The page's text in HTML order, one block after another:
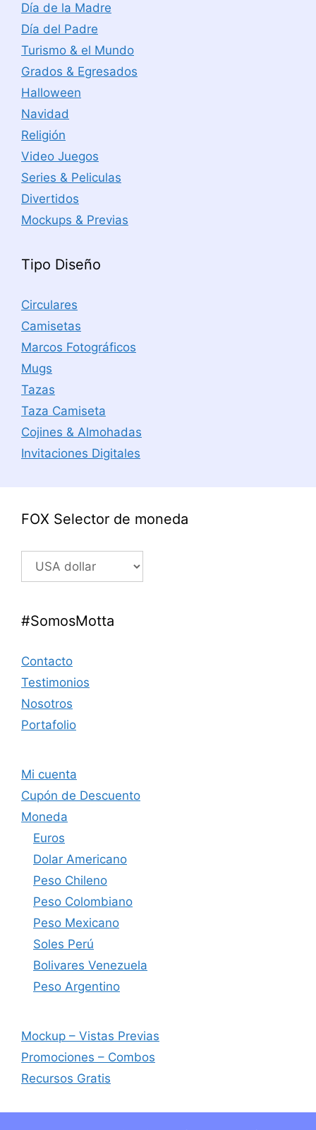
Día de la Madre
Día del Padre
Turismo & el Mundo
Grados & Egresados
Halloween
Navidad
Religión
Video Juegos
Series & Peliculas
Divertidos
Mockups & Previas
Tipo Diseño
Circulares
Camisetas
Marcos Fotográficos
Mugs
Tazas
Taza Camiseta
Cojines & Almohadas
Invitaciones Digitales
FOX Selector de moneda
#SomosMotta
Contacto
Testimonios
Nosotros
Portafolio
Mi cuenta
Cupón de Descuento
Moneda
Euros
Dolar Americano
Peso Chileno
Peso Colombiano
Peso Mexicano
Soles Perú
Bolivares Venezuela
Peso Argentino
Mockup – Vistas Previas
Promociones – Combos
Recursos Gratis